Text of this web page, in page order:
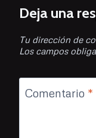
Deja una
Tu dirección de
Los campos
Comentario *